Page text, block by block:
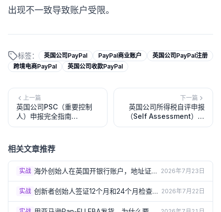
出现不一致导致账户受限。
标签： 英国公司PayPal PayPal商业账户
英国公司PayPal注册
跨境电商PayPal
英国公司收款PayPal
上一篇
英国公司PSC（重要控制
人）申报完全指南
（2026）：谁是PSC？怎
下一篇
英国公司所得税自评申报
（Self Assessment）完
全指南（2026）：董事如
相关文章推荐
实战 海外创始人在英国开银行账户，地址证明
总被拒？3个实操方案（2026）
2026年7月23日
实战 创新者创始人签证12个月和24个月检查
点：怎样才算"进展达标"？（2026）
2026年7月22日